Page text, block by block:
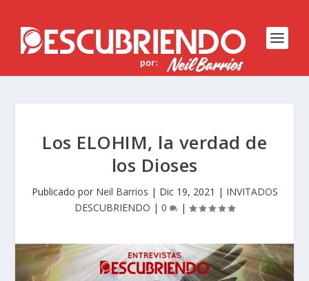
Los ELOHIM, la verdad de
los Dioses
Publicado por Neil Barrios | Dic 19, 2021 | INVITADOS
DESCUBRIENDO | 0 |